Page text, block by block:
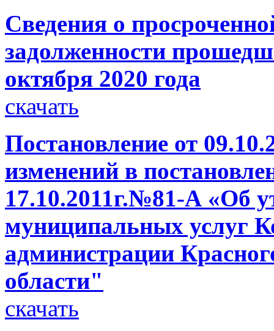
Сведения о
задолженности
октября 2020 года
скачать
Постановление от
изменений в
17.10.2011г.№81-А «Об
муниципальных услуг
администрации
области"
скачать